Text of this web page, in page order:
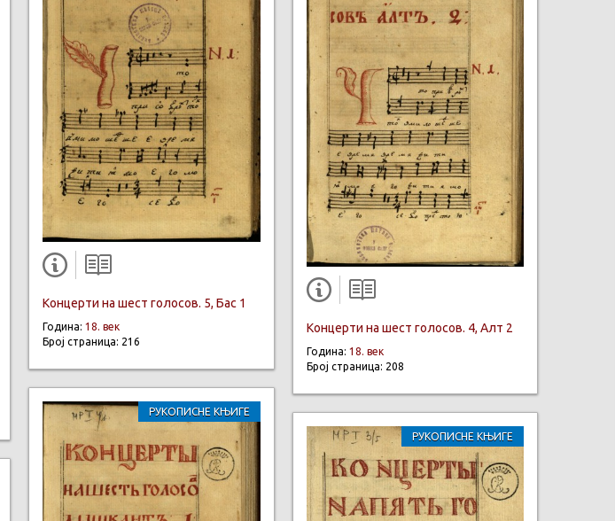
Концерти на шест голосов. 5, Бас 1
Година: 18. век
Број страница: 216
РУКОПИСНЕ КЊИГЕ
Концерти на шест голосов. 4, Алт 2
Година: 18. век
Број страница: 208
РУКОПИСНЕ КЊИГЕ